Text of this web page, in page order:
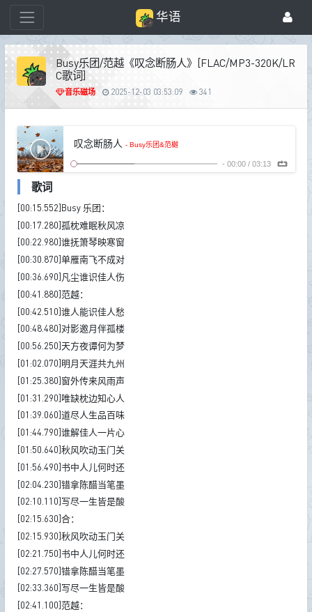
华语
Busy乐团/范越《叹念断肠人》[FLAC/MP3-320K/LR
C歌词]
音乐磁场 2025-12-03 03:53:09 341
叹念断肠人 - Busy乐团&范樾
- 00:00/ 03:13
歌词
[00:15.552]Busy 乐团：
[00:17.280]孤枕难眠秋风凉
[00:22.980]谁抚箫琴映寒窗
[00:30.870]单雁南飞不成对
[00:36.690]凡尘谁识佳人伤
[00:41.880]范越：
[00:42.510]谁人能识佳人愁
[00:48.480]对影邀月伴孤楼
[00:56.250]天方夜谭何为梦
[01:02.070]明月天涯共九州
[01:25.380]窗外传来风雨声
[01:31.290]唯缺枕边知心人
[01:39.060]道尽人生品百味
[01:44.790]谁解佳人一片心
[01:50.640]秋风吹动玉门关
[01:56.490]书中人儿何时还
[02:04.230]错拿陈醋当笔墨
[02:10.110]写尽一生皆是酸
[02:15.630]合：
[02:15.930]秋风吹动玉门关
[02:21.750]书中人儿何时还
[02:27.570]错拿陈醋当笔墨
[02:33.360]写尽一生皆是酸
[02:41.100]范越：